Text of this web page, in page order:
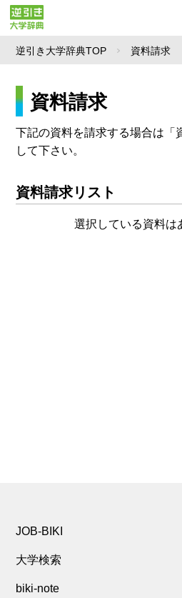
逆引き大学辞典TOP 資料請求
資料請求
下記の資料を請求する場合は「
して下さい。
資料請求リスト
選択している資料は
JOB-BIKI
大学検索
biki-note